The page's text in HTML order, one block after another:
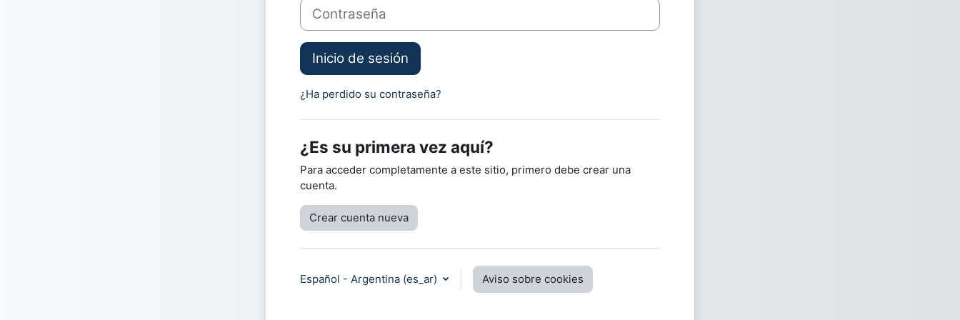
Contraseña
Inicio de sesión
¿Ha perdido su contraseña?
¿Es su primera vez aquí?
Para acceder completamente a este sitio, primero debe crear una
cuenta.
Crear cuenta nueva
Español - Argentina ‎(es_ar)‎ Aviso sobre cookies